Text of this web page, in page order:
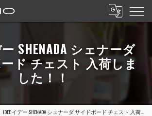
ー SHENADA シェナーダ
ド チェスト 入荷しま
した！！
IDEE イデー SHENADA シェナーダ サイドボード チェスト 入荷しました！！